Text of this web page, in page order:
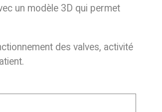
un modèle 3D qui permet
des valves, activité